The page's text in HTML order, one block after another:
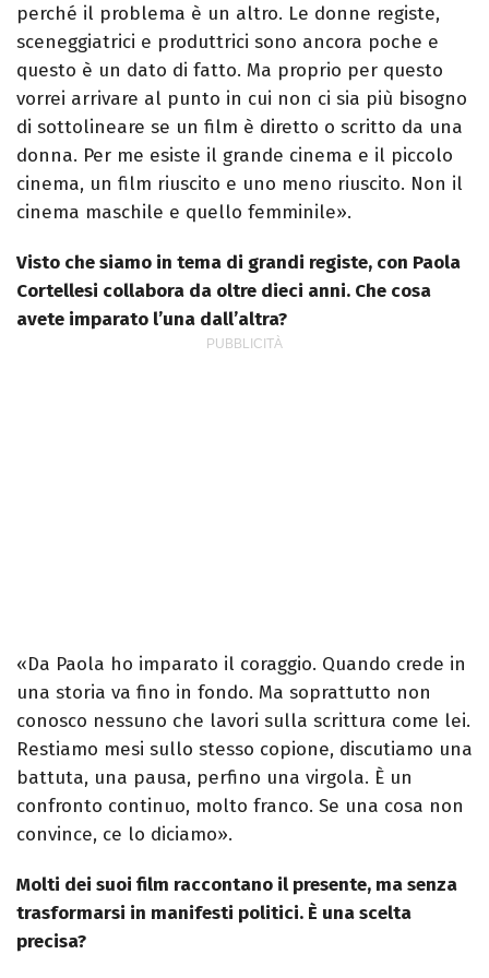
perché il problema è un altro. Le donne registe,
sceneggiatrici e produttrici sono ancora poche e
questo è un dato di fatto. Ma proprio per questo
vorrei arrivare al punto in cui non ci sia più bisogno
di sottolineare se un film è diretto o scritto da una
donna. Per me esiste il grande cinema e il piccolo
cinema, un film riuscito e uno meno riuscito. Non il
cinema maschile e quello femminile».
Visto che siamo in tema di grandi registe, con Paola
Cortellesi collabora da oltre dieci anni. Che cosa
avete imparato l’una dall’altra?
«Da Paola ho imparato il coraggio. Quando crede in
una storia va fino in fondo. Ma soprattutto non
conosco nessuno che lavori sulla scrittura come lei.
Restiamo mesi sullo stesso copione, discutiamo una
battuta, una pausa, perfino una virgola. È un
confronto continuo, molto franco. Se una cosa non
convince, ce lo diciamo».
Molti dei suoi film raccontano il presente, ma senza
trasformarsi in manifesti politici. È una scelta
precisa?